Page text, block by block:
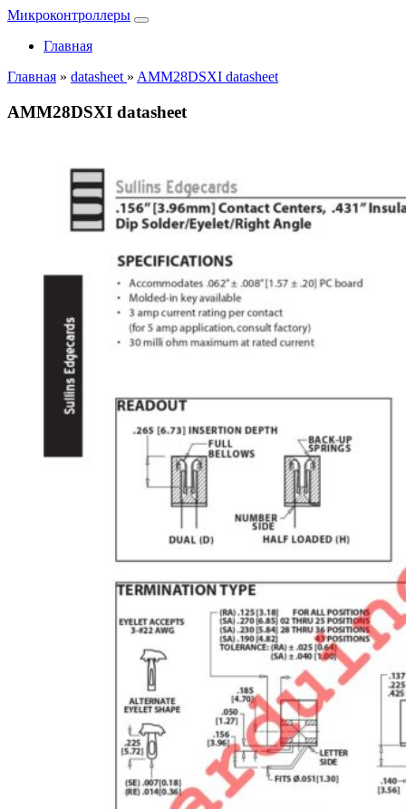
Микроконтроллеры
Главная
Главная » datasheet » AMM28DSXI datasheet
AMM28DSXI datasheet